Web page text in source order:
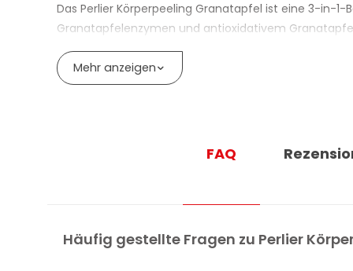
Das Perlier Körperpeeling Granatapfel ist eine 3-in-
Granatapfelenzymen und antioxidativem
Die natürlichen Granatapfelgranulate helfen,
Exfoliation unterstützen. Nach dem Abspülen fühlt
VORTEILE DES KÖRPERPEELINGS
Hilft, abgestorbene Hautzellen zu entfernen
Mehr anzeigen
FAQ
Häufig gestellte Fragen zu Perlier